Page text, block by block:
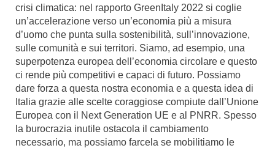
crisi climatica: nel rapporto GreenItaly 2022 si coglie
un’accelerazione verso un’economia più a misura
d’uomo che punta sulla sostenibilità, sull’innovazione,
sulle comunità e sui territori. Siamo, ad esempio, una
superpotenza europea dell’economia circolare e questo
ci rende più competitivi e capaci di futuro. Possiamo
dare forza a questa nostra economia e a questa idea di
Italia grazie alle scelte coraggiose compiute dall’Unione
Europea con il Next Generation UE e al PNRR. Spesso
la burocrazia inutile ostacola il cambiamento
necessario, ma possiamo farcela se mobilitiamo le